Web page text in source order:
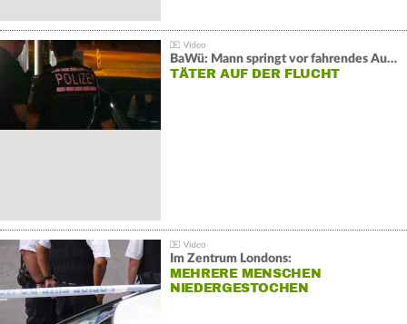
BaWü: Mann springt vor fahrendes Auto und schießt
TÄTER AUF DER FLUCHT
Im Zentrum Londons:
MEHRERE MENSCHEN
NIEDERGESTOCHEN